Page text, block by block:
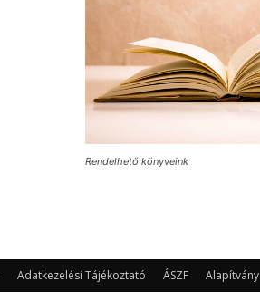
Rendelhető könyveink
Adatkezelési Tájékoztató ÁSZF Alapítvány